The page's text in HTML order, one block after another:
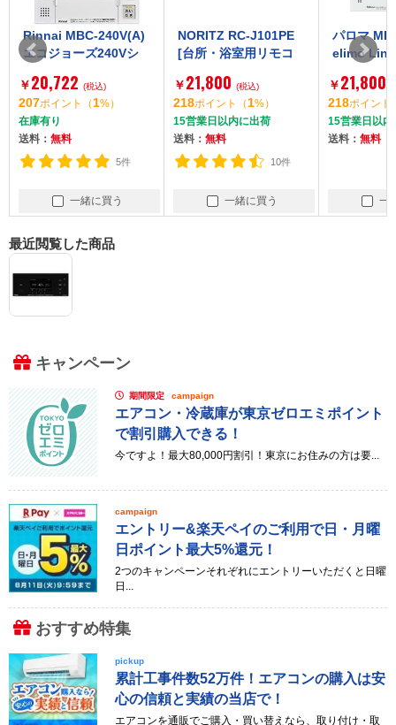
Rinnai MBC-240V(A)
エコジョーズ240Vシ
室リモコンセット]
￥20,722 (税込)
207ポイント （ 1 %）
在庫有り
送料： 無料
5件
一緒に買う
NORITZ RC-J101PE
[台所・浴室用リモコ
ターホン付タイプ・エ
コジョーズ用) ]
￥21,800 (税込)
218ポイント （ 1 %）
15営業日以内に出荷
送料： 無料
10件
一緒に買う
パロマ
elimo Link
セット]
￥21,800 (税
218ポイント （
15営業日以内
送料： 無料
一緒
最近閲覧した商品
キャンペーン
期間限定 campaign
エアコン・冷蔵庫が東京ゼロエミポイント
で割引購入できる！
今ですよ！最大80,000円割引！東京にお住みの方は要...
campaign
エントリー&楽天ペイのご利用で日・月曜
日ポイント最大5%還元！
2つのキャンペーンそれぞれにエントリーいただくと日曜
日...
おすすめ特集
pickup
累計工事件数52万件！エアコンの購入は安
心の信頼と実績の当店で！
エアコンを通販でご購入・買い替えなら、取り付け・取